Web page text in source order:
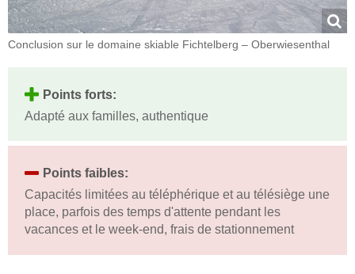
Conclusion sur le domaine skiable Fichtelberg – Oberwiesenthal
Points forts:
Adapté aux familles, authentique
Points faibles:
Capacités limitées au téléphérique et au télésiège une
place, parfois des temps d'attente pendant les
vacances et le week-end, frais de stationnement